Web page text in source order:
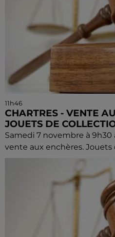
11h46
CHARTRES - VENTE
JOUETS DE
Samedi 7 novembre à 9h30
vente aux enchères. Jouets